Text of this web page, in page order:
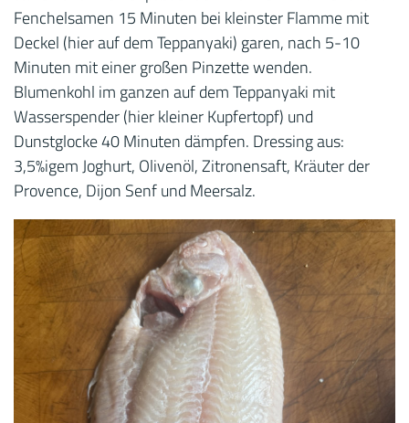
Fenchelsamen 15 Minuten bei kleinster Flamme mit
Deckel (hier auf dem Teppanyaki) garen, nach 5-10
Minuten mit einer großen Pinzette wenden.
Blumenkohl im ganzen auf dem Teppanyaki mit
Wasserspender (hier kleiner Kupfertopf) und
Dunstglocke 40 Minuten dämpfen. Dressing aus:
3,5%igem Joghurt, Olivenöl, Zitronensaft, Kräuter der
Provence, Dijon Senf und Meersalz.